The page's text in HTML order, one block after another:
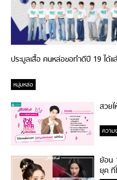
ประมูลเสื้อ คนหล่อขอทำดีปี 19 ได้
หนุ่มหล่อ
สวย
ความ
ย้อน
ยุค ที่